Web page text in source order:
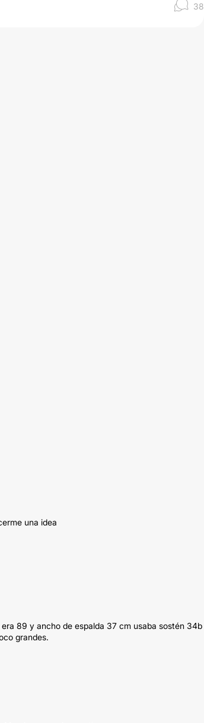
38
una idea
89 y ancho de espalda 37 cm usaba sostén 34b
grandes.